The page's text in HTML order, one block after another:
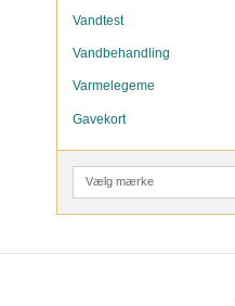
Vandtest
Vandbehandling
Varmelegeme
Gavekort